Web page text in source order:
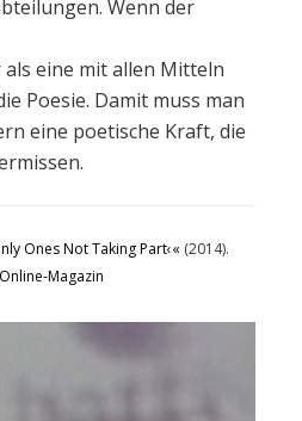
Wenn der
eine mit allen Mitteln
Poesie. Damit muss man
eine poetische Kraft, die
Ones Not Taking Part‹« (2014).
Magazin